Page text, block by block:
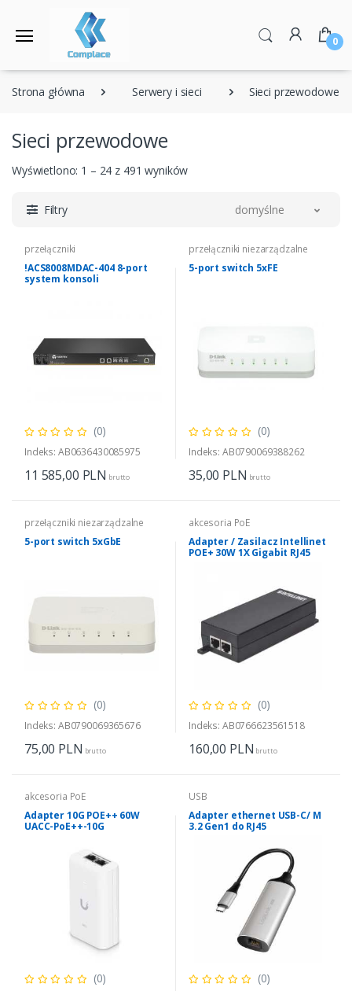
0
Strona główna Serwery i sieci Sieci przewodowe
Sieci przewodowe
Wyświetlono: 1 – 24 z 491 wyników
Filtry domyślne
przełączniki
!ACS8008MDAC-404 8-port
system konsoli
(0)
Indeks: AB0636430085975
11 585,00 PLN brutto
przełączniki niezarządzalne
5-port switch 5xFE
(0)
Indeks: AB0790069388262
35,00 PLN brutto
przełączniki niezarządzalne
5-port switch 5xGbE
(0)
Indeks: AB0790069365676
75,00 PLN brutto
akcesoria PoE
Adapter / Zasilacz Intellinet
POE+ 30W 1X Gigabit RJ45
(0)
Indeks: AB0766623561518
160,00 PLN brutto
akcesoria PoE
Adapter 10G POE++ 60W
UACC-PoE++-10G
(0)
USB
Adapter ethernet USB-C/ M
3.2 Gen1 do RJ45
(0)